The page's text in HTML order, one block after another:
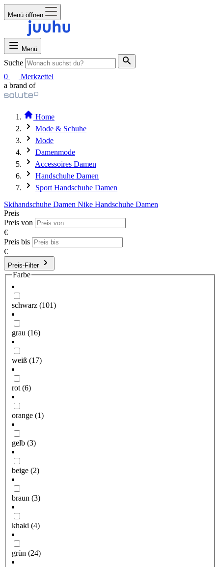
Menü öffnen
Menü
Suche
0
Merkzettel
a brand of
Home
Mode & Schuhe
Mode
Damenmode
Accessoires Damen
Handschuhe Damen
Sport Handschuhe Damen
Skihandschuhe Damen Nike Handschuhe Damen
Preis
Preis von
€
Preis bis
€
Preis-Filter
Farbe
schwarz (101)
grau (16)
weiß (17)
rot (6)
orange (1)
gelb (3)
beige (2)
braun (3)
khaki (4)
grün (24)